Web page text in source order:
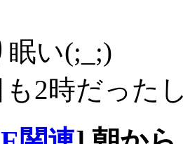
い(;_;)
2時だった